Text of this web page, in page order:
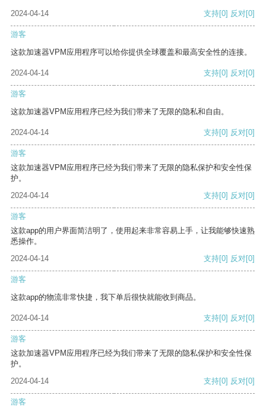
2024-04-14 支持[0] 反对[0]
游客
这款加速器VPM应用程序可以给你提供全球覆盖和最高安全性的连接。
2024-04-14 支持[0] 反对[0]
游客
这款加速器VPM应用程序已经为我们带来了无限的隐私和自由。
2024-04-14 支持[0] 反对[0]
游客
这款加速器VPM应用程序已经为我们带来了无限的隐私保护和安全性保
护。
2024-04-14
支持[0] 反对[0]
游客
这款app的用户界面简洁明了，使用起来非常容易上手，让我能够快速熟
悉操作。
2024-04-14
支持[0] 反对[0]
游客
这款app的物流非常快捷，我下单后很快就能收到商品。
2024-04-14 支持[0] 反对[0]
游客
这款加速器VPM应用程序已经为我们带来了无限的隐私保护和安全性保
护。
2024-04-14
支持[0] 反对[0]
游客